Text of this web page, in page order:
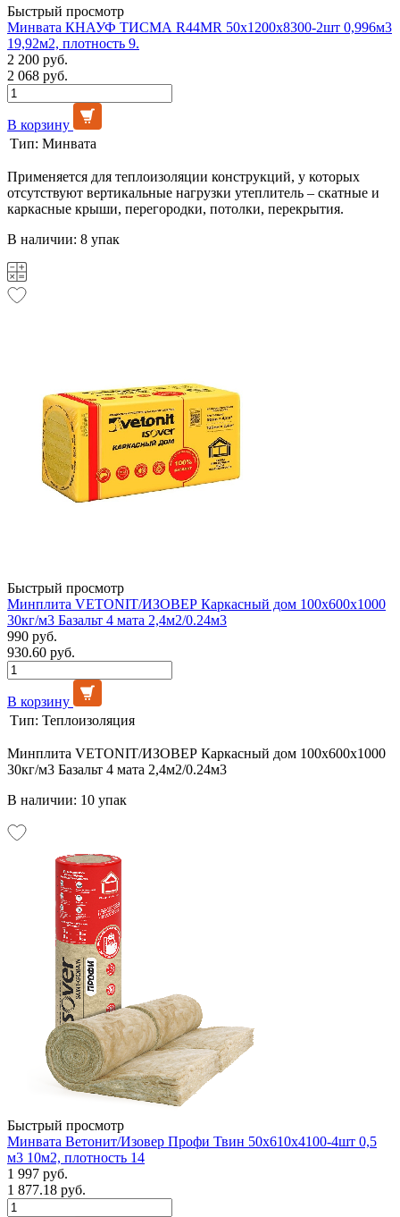
Быстрый просмотр
Минвата КНАУФ ТИСМА R44MR 50х1200х8300-2шт 0,996м3
19,92м2, плотность 9.
2 200 руб.
2 068 руб.
В корзину
Тип: Минвата
Применяется для теплоизоляции конструкций, у которых
отсутствуют вертикальные нагрузки утеплитель – скатные и
каркасные крыши, перегородки, потолки, перекрытия.
В наличии: 8 упак
Быстрый просмотр
Минплита VETONIT/ИЗОВЕР Каркасный дом 100х600х1000
30кг/м3 Базальт 4 мата 2,4м2/0.24м3
990 руб.
930.60 руб.
В корзину
Тип: Теплоизоляция
Минплита VETONIT/ИЗОВЕР Каркасный дом 100х600х1000
30кг/м3 Базальт 4 мата 2,4м2/0.24м3
В наличии: 10 упак
Быстрый просмотр
Минвата Ветонит/Изовер Профи Твин 50х610х4100-4шт 0,5
м3 10м2, плотность 14
1 997 руб.
1 877.18 руб.